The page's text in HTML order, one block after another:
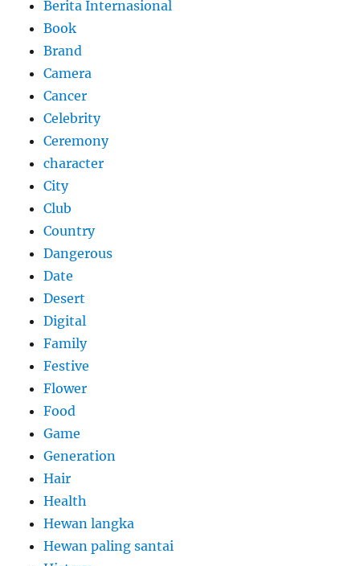
Berita Internasional
Book
Brand
Camera
Cancer
Celebrity
Ceremony
character
City
Club
Country
Dangerous
Date
Desert
Digital
Family
Festive
Flower
Food
Game
Generation
Hair
Health
Hewan langka
Hewan paling santai